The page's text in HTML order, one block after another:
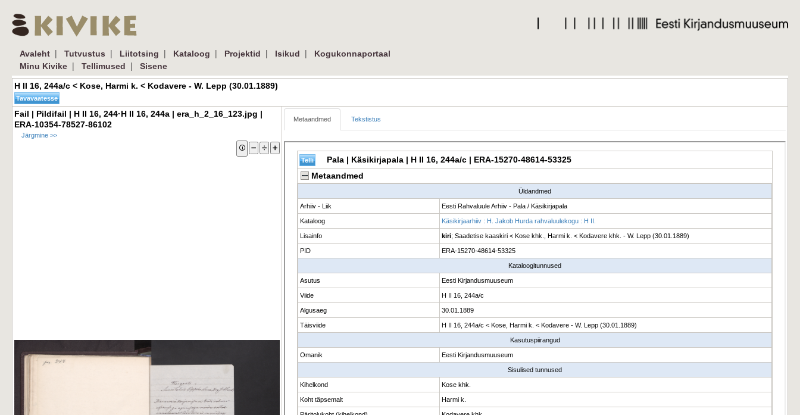
Avaleht | Tutvustus | Liitotsing | Kataloog | Projektid | Isikud |
Kogukonnaportaal
Minu Kivike | Tellimused | Sisene
H II 16, 244a/c < Kose, Harmi k. < Kodavere - W. Lepp (30.01.1889)
Fail | Pildifail | H II 16, 244·H II 16, 244a | era_h_2_16_123.jpg |
ERA-10354-78527-86102
Järgmine >>
Metaandmed Tekstistus